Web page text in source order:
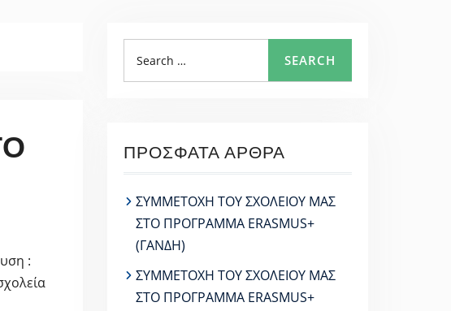
:
for:
SEARCH
ΠΡΌΣΦΑΤΑ ΆΡΘΡΑ
ΣΥΜΜΕΤΟΧΗ ΤΟΥ ΣΧΟΛΕΙΟΥ ΜΑΣ
ΣΤΟ ΠΡΟΓΡΑΜΜΑ ERASMUS+
(ΓΑΝΔΗ)
ΣΥΜΜΕΤΟΧΗ ΤΟΥ ΣΧΟΛΕΙΟΥ ΜΑΣ
ΣΤΟ ΠΡΟΓΡΑΜΜΑ ERASMUS+